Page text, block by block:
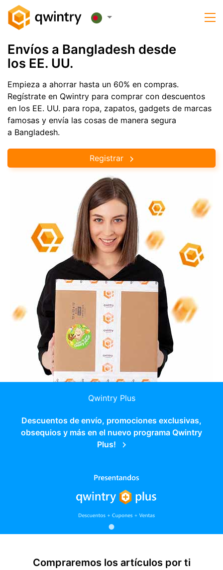
Envíos a Bangladesh desde
los EE. UU.
Empieza a ahorrar hasta un 60% en compras.
Regístrate en Qwintry para comprar con descuentos
en los EE. UU. para ropa, zapatos, gadgets de marcas
famosas y envía las cosas de manera segura
a Bangladesh.
Registrar
Qwintry Plus
Descuentos de envío, promociones exclusivas,
obsequios y más en el nuevo programa Qwintry
Plus!
Compraremos los artículos por ti